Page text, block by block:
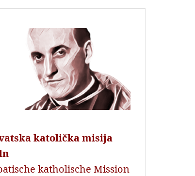
katolička misija
katholische Mission